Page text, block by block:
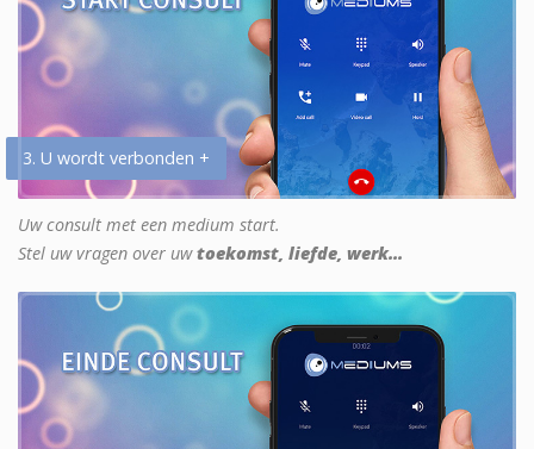
3. U wordt verbonden +
Uw consult met een medium start.
Stel uw vragen over uwtoekomst, liefde, werk...